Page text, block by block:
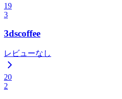
19
3
3dscoffee
レビューなし
20
2